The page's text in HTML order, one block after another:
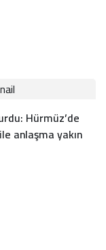
Hürmüz’de
anlaşma yakın